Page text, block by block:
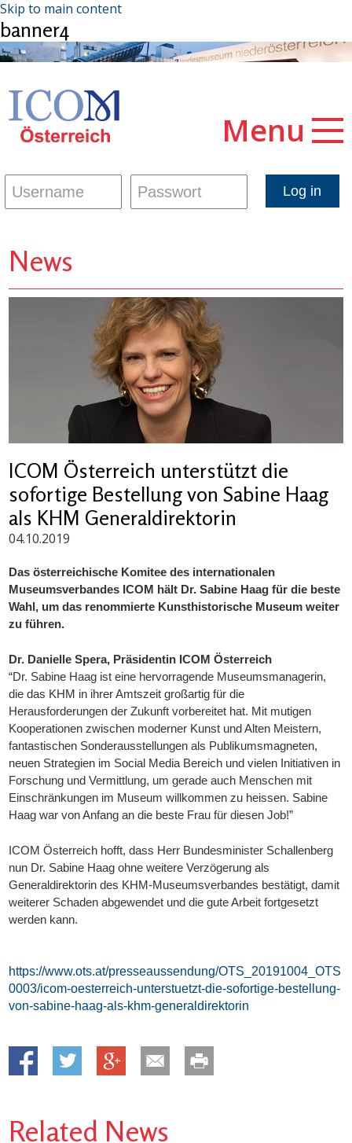
Skip to main content
banner4
Menu
News
ICOM Österreich unterstützt die
sofortige Bestellung von Sabine Haag
als KHM Generaldirektorin
04.10.2019
Das österreichische Komitee des internationalen
Museumsverbandes ICOM hält Dr. Sabine Haag für die beste
Wahl, um das renommierte Kunsthistorische Museum weiter
zu führen.
Dr. Danielle Spera, Präsidentin ICOM Österreich
“Dr. Sabine Haag ist eine hervorragende Museumsmanagerin,
die das KHM in ihrer Amtszeit großartig für die
Herausforderungen der Zukunft vorbereitet hat. Mit mutigen
Kooperationen zwischen moderner Kunst und Alten Meistern,
fantastischen Sonderausstellungen als Publikumsmagneten,
neuen Strategien im Social Media Bereich und vielen Initiativen in
Forschung und Vermittlung, um gerade auch Menschen mit
Einschränkungen im Museum willkommen zu heissen. Sabine
Haag war von Anfang an die beste Frau für diesen Job!”
ICOM Österreich hofft, dass Herr Bundesminister Schallenberg
nun Dr. Sabine Haag ohne weitere Verzögerung als
Generaldirektorin des KHM-Museumsverbandes bestätigt, damit
weiterer Schaden abgewendet und die gute Arbeit fortgesetzt
werden kann.
https://www.ots.at/presseaussendung/OTS_20191004_OTS
0003/icom-oesterreich-unterstuetzt-die-sofortige-bestellung-
von-sabine-haag-als-khm-generaldirektorin
Related News